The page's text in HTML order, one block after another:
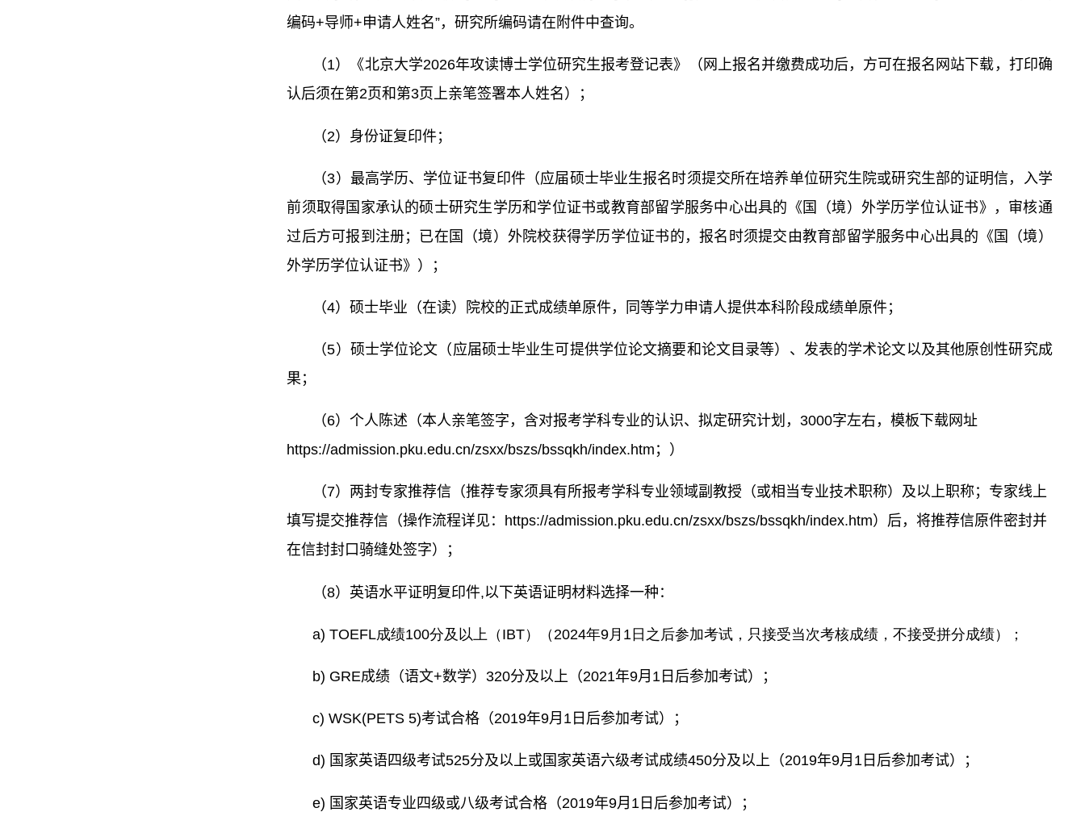
编码+导师+申请人姓名”，研究所编码请在附件中查询。
（1）《北京大学2026年攻读博士学位研究生报考登记表》（网上报名并缴费成功后，方可在报名网站下载，打印确
认后须在第2页和第3页上亲笔签署本人姓名）；
（2）身份证复印件；
（3）最高学历、学位证书复印件（应届硕士毕业生报名时须提交所在培养单位研究生院或研究生部的证明信，入学
前须取得国家承认的硕士研究生学历和学位证书或教育部留学服务中心出具的《国（境）外学历学位认证书》，审核通
过后方可报到注册；已在国（境）外院校获得学历学位证书的，报名时须提交由教育部留学服务中心出具的《国（境）
外学历学位认证书》）；
（4）硕士毕业（在读）院校的正式成绩单原件，同等学力申请人提供本科阶段成绩单原件；
（5）硕士学位论文（应届硕士毕业生可提供学位论文摘要和论文目录等）、发表的学术论文以及其他原创性研究成
果；
（6）个人陈述（本人亲笔签字 ，含对报考学科专业的认识、拟定研究计划，3000字左右，模板下载网址
https://admission.pku.edu.cn/zsxx/bszs/bssqkh/index.htm；）
（7）两封专家推荐信（推荐专家须具有所报考学科专业领域副教授（或相当专业技术职称）及以上职称；专家线上
填写提交推荐信（操作流程详见：https://admission.pku.edu.cn/zsxx/bszs/bssqkh/index.htm）后，将推荐信原件密封并
在信封封口骑缝处签字）；
（8）英语水平证明复印件,以下英语证明材料选择一种：
a) TOEFL成绩100分及以上（IBT）（2024年9月1日之后参加考试，只接受当次考核成绩，不接受拼分成绩）；
b) GRE成绩（语文+数学）320分及以上（2021年9月1日后参加考试）；
c) WSK(PETS 5)考试合格（2019年9月1日后参加考试）；
d) 国家英语四级考试525分及以上或国家英语六级考试成绩450分及以上（2019年9月1日后参加考试）；
e) 国家英语专业四级或八级考试合格（2019年9月1日后参加考试）；